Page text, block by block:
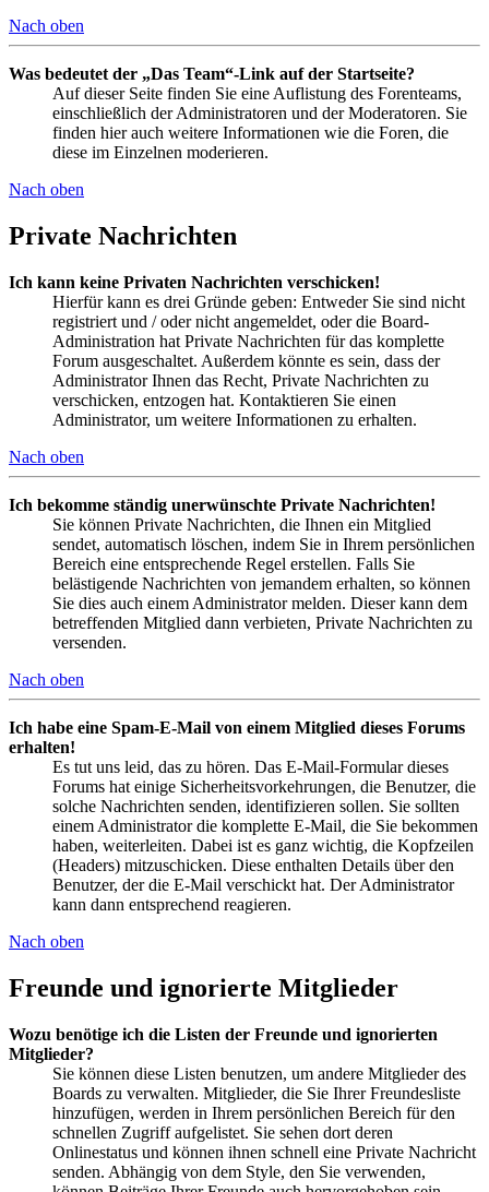
Nach oben
Was bedeutet der „Das Team“-Link auf der Startseite?
Auf dieser Seite finden Sie eine Auflistung des Forenteams,
einschließlich der Administratoren und der Moderatoren. Sie
finden hier auch weitere Informationen wie die Foren, die
diese im Einzelnen moderieren.
Nach oben
Private Nachrichten
Ich kann keine Privaten Nachrichten verschicken!
Hierfür kann es drei Gründe geben: Entweder Sie sind nicht
registriert und / oder nicht angemeldet, oder die Board-
Administration hat Private Nachrichten für das komplette
Forum ausgeschaltet. Außerdem könnte es sein, dass der
Administrator Ihnen das Recht, Private Nachrichten zu
verschicken, entzogen hat. Kontaktieren Sie einen
Administrator, um weitere Informationen zu erhalten.
Nach oben
Ich bekomme ständig unerwünschte Private Nachrichten!
Sie können Private Nachrichten, die Ihnen ein Mitglied
sendet, automatisch löschen, indem Sie in Ihrem persönlichen
Bereich eine entsprechende Regel erstellen. Falls Sie
belästigende Nachrichten von jemandem erhalten, so können
Sie dies auch einem Administrator melden. Dieser kann dem
betreffenden Mitglied dann verbieten, Private Nachrichten zu
versenden.
Nach oben
Ich habe eine Spam-E-Mail von einem Mitglied dieses Forums
erhalten!
Es tut uns leid, das zu hören. Das E-Mail-Formular dieses
Forums hat einige Sicherheitsvorkehrungen, die Benutzer, die
solche Nachrichten senden, identifizieren sollen. Sie sollten
einem Administrator die komplette E-Mail, die Sie bekommen
haben, weiterleiten. Dabei ist es ganz wichtig, die Kopfzeilen
(Headers) mitzuschicken. Diese enthalten Details über den
Benutzer, der die E-Mail verschickt hat. Der Administrator
kann dann entsprechend reagieren.
Nach oben
Freunde und ignorierte Mitglieder
Wozu benötige ich die Listen der Freunde und ignorierten
Mitglieder?
Sie können diese Listen benutzen, um andere Mitglieder des
Boards zu verwalten. Mitglieder, die Sie Ihrer Freundesliste
hinzufügen, werden in Ihrem persönlichen Bereich für den
schnellen Zugriff aufgelistet. Sie sehen dort deren
Onlinestatus und können ihnen schnell eine Private Nachricht
senden. Abhängig von dem Style, den Sie verwenden,